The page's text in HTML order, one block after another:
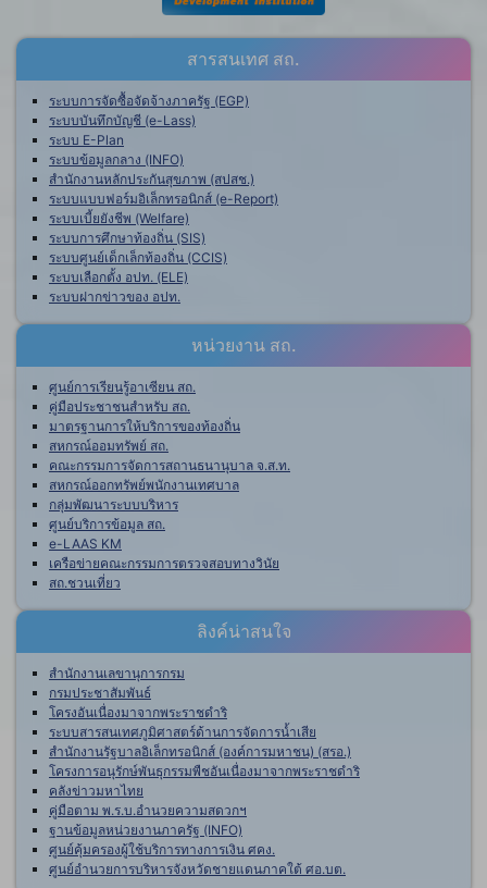
สารสนเทศ สถ.
ระบบการจัดซื้อจัดจ้างภาครัฐ (EGP)
ระบบบันทึกบัญชี (e-Lass)
ระบบ E-Plan
ระบบข้อมูลกลาง (INFO)
สำนักงานหลักประกันสุขภาพ (สปสช.)
ระบบแบบฟอร์มอิเล็กทรอนิกส์ (e-Report)
ระบบเบี้ยยังชีพ (Welfare)
ระบบการศึกษาท้องถิ่น (SIS)
ระบบศูนย์เด็กเล็กท้องถิ่น (CCIS)
ระบบเลือกตั้ง อปท. (ELE)
ระบบฝากข่าวของ อปท.
หน่วยงาน สถ.
ศูนย์การเรียนรู้อาเซียน สถ.
คู่มือประชาชนสำหรับ สถ.
มาตรฐานการให้บริการของท้องถิ่น
สหกรณ์ออมทรัพย์ สถ.
คณะกรรมการจัดการสถานธนานุบาล จ.ส.ท.
สหกรณ์ออกทรัพย์พนักงานเทศบาล
กลุ่มพัฒนาระบบบริหาร
ศูนย์บริการข้อมูล สถ.
e-LAAS KM
เครือข่ายคณะกรรมการตรวจสอบทางวินัย
สถ.ชวนเที่ยว
ลิงค์น่าสนใจ
สำนักงานเลขานุการกรม
กรมประชาสัมพันธ์
โครงอันเนื่องมาจากพระราชดำริ
ระบบสารสนเทศภูมิศาสตร์ด้านการจัดการน้ำเสีย
สำนักงานรัฐบาลอิเล็กทรอนิกส์ (องค์การมหาชน) (สรอ.)
โครงการอนุรักษ์พันธุกรรมพืชอันเนื่องมาจากพระราชดำริ
คลังข่าวมหาไทย
คู่มือตาม พ.ร.บ.อำนวยความสดวกฯ
ฐานข้อมูลหน่วยงานภาครัฐ (INFO)
ศูนย์คุ้มครองผู้ใช้บริการทางการเงิน ศคง.
ศูนย์อำนวยการบริหารจังหวัดชายแดนภาคใต้ ศอ.บต.